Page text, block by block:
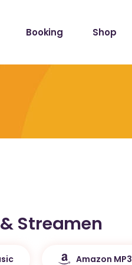
Booking Shop
Streamen
Amazon MP3